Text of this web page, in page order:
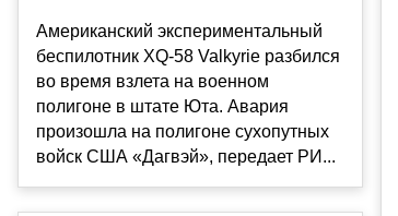
Американский экспериментальный
беспилотник XQ-58 Valkyrie разбился
во время взлета на военном
полигоне в штате Юта. Авария
произошла на полигоне сухопутных
войск США «Дагвэй», передает РИ...